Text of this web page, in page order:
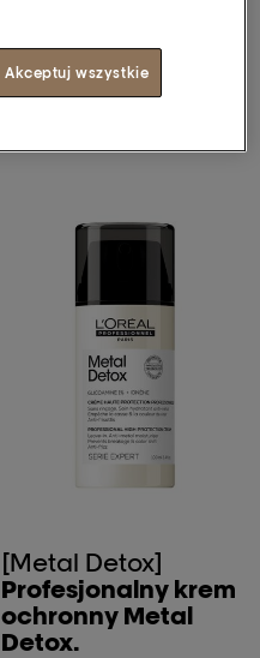
Odkryj więcej
[Metal Detox]
Profesjonalny krem
ochronny Metal
Detox.
Akceptuj wszystkie